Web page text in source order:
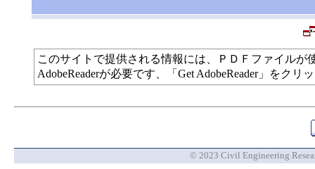
このサイトで提供される情報には、ＰＤＦファイル
AdobeReaderが必要です、「Get AdobeReader」をク
© 2023 Civil Engineering